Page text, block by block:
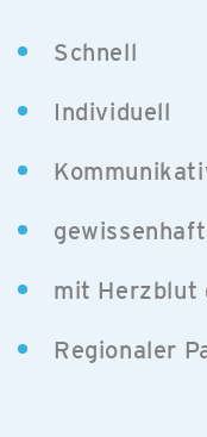
Schnell
Individuell
gewissenhaft
mit Herzblut
Regionaler